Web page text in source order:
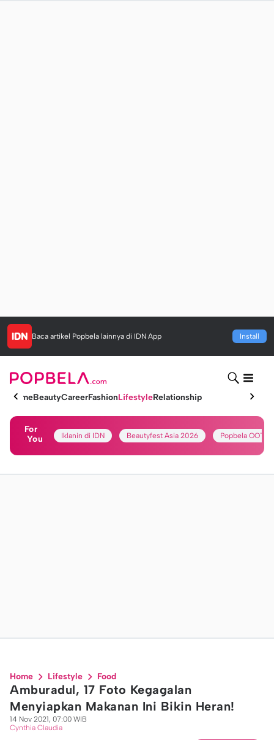
Baca artikel Popbela lainnya di IDN App Install
HomeBeautyCareerFashionLifestyleRelationship
For
You
Iklanin di IDN Beautyfest Asia 2026 Popbela OOTD
Home Lifestyle Food
Amburadul, 17 Foto Kegagalan
Menyiapkan Makanan Ini Bikin Heran!
14 Nov 2021, 07:00 WIB
Cynthia Claudia